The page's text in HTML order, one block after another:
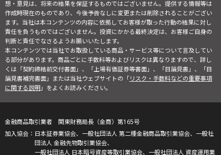
想・意見は、将来の結果を保証するものではございません。提供する情報等は
作成時現在のものであり、今後予告なしに変更または削除されることがござい
ます。当社は本コンテンツの内容に依拠してお客様が取った行動の結果に対し
責任を負うものではございません。投資にかかる最終決定は、お客様ご自身の
判断と責任でなさるようお願いいたします。
本コンテンツでは当社でお取扱している商品・サービス等について言及してい
る部分があります。商品ごとに手数料等およびリスクは異なりますので、詳し
くは「契約締結前交付書面」、「上場有価証券等書面」、「目論見書」、「目
論見書補完書面」または当社ウェブサイトの「リスク・手数料などの重要事項
に関する説明」をよくお読みください。
金融商品取引業者 関東財務局長（金商）第165号
日本証券業協会、一般社団法人 第二種金融商品取引業協会、一般社
団法人 金融先物取引業協会、
一般社団法人 日本暗号資産等取引業協会、一般社団法人 資産運用業